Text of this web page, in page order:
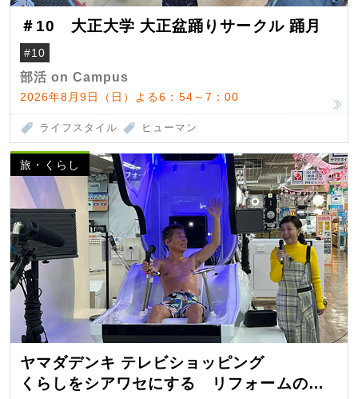
＃10 大正大学 大正盆踊りサークル 踊月
#10
部活 on Campus
2026年8月9日（日）よる6：54～7：00
ライフスタイル ヒューマン
旅・くらし
ヤマダデンキ テレビショッピング
くらしをシアワセにする リフォームの